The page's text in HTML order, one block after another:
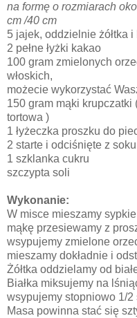
na formę o rozmiarach
cm /40 cm
5 jajek, oddzielnie żółtka i
2 pełne łyżki kakao
100 gram zmielonych
włoskich,
możecie wykorzystać
150 gram mąki krupczatki
tortowa )
1 łyżeczka proszku do
2 starte i odciśnięte z
1 szklanka cukru
szczypta soli
Wykonanie:
W misce mieszamy sypkie
mąkę przesiewamy z
wsypujemy zmielone
mieszamy dokładnie i
Żółtka oddzielamy od
Białka miksujemy na
wsypujemy stopniowo 1/2
Masa powinna stać się